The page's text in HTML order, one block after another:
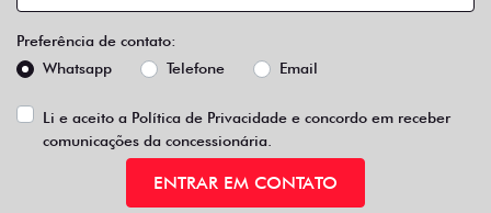
Preferência de contato:
Whatsapp
Telefone Email
Li e aceito a Política de Privacidade e concordo em receber
comunicações da concessionária.
ENTRAR EM CONTATO